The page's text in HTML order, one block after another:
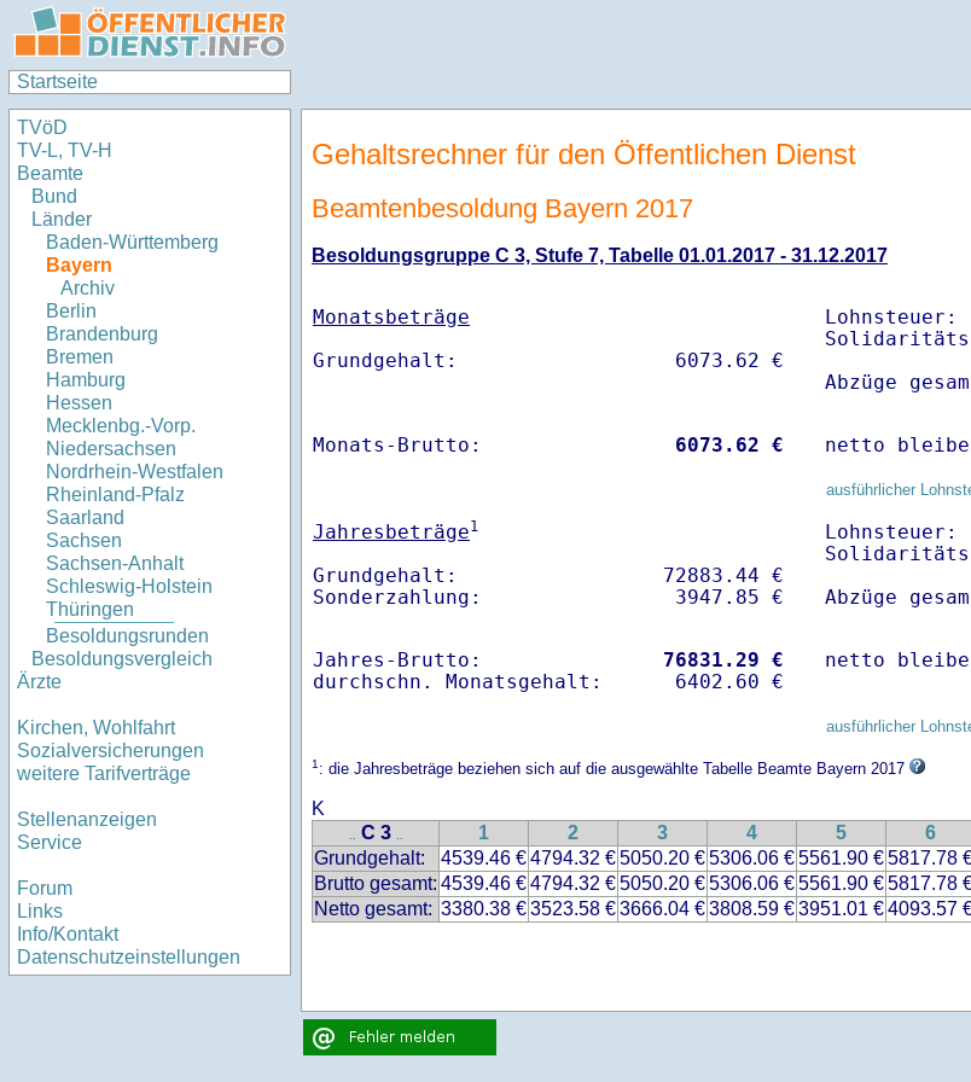
Startseite
TVöD
TV-L, TV-H
Beamte
Bund
Länder
Baden-Württemberg
Bayern
Archiv
Berlin
Brandenburg
Bremen
Hamburg
Hessen
Mecklenbg.-Vorp.
Niedersachsen
Nordrhein-Westfalen
Rheinland-Pfalz
Saarland
Sachsen
Sachsen-Anhalt
Schleswig-Holstein
Thüringen
Besoldungsrunden
Besoldungsvergleich
Ärzte
Kirchen, Wohlfahrt
Sozialversicherungen
weitere Tarifverträge
Stellenanzeigen
Service
Forum
Links
Info/Kontakt
Datenschutzeinstellungen
Gehaltsrechner für den Öffentlichen Dienst
Beamtenbesoldung Bayern 2017
Besoldungsgruppe C 3, Stufe 7, Tabelle 01.01.2017 - 31.12.2017
Monatsbeträge
Abzüge
Monats-Brutto: 6073.62 € netto
ausführlicher
Jahresbeträge1
Grundgehalt:                 72883.44 €
Abzüge
Jahres-Brutto: 76831.29 €
netto
ausführlicher
1: die Jahresbeträge beziehen sich auf die ausgewählte Tabelle Beamte Bayern 2017
K
.. C 3 .. 1 2 3 4 5 6
Grundgehalt:
4539.46 €4794.32 €5050.20 €5306.06 €5561.90 €5817.78
Brutto gesamt: 4539.46 €4794.32 €5050.20 €5306.06 €5561.90 €5817.78
Netto gesamt: 3380.38 €3523.58 €3666.04 €3808.59 €3951.01 €4093.57